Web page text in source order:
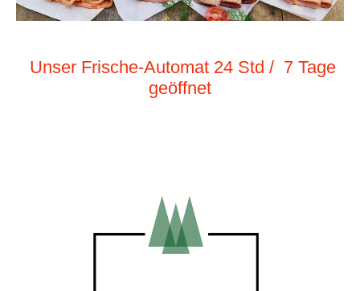
Unser Frische-Automat 24 Std / 7 Tage
geöffnet